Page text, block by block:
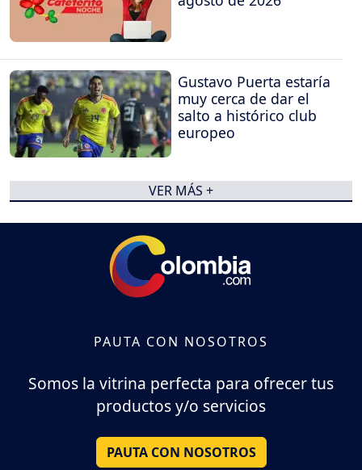
Gustavo Puerta estaría
muy cerca de dar el
salto a histórico club
europeo
VER MÁS +
PAUTA CON NOSOTROS
Somos la vitrina perfecta para ofrecer tus
productos y/o servicios
PAUTA CON NOSOTROS